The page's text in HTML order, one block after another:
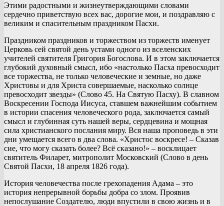
Этими радостными и жизнеутверждающими словами
сердечно приветствую всех вас, дорогие мои, и поздравляю с
великим и спасительным праздником Пасхи.
Праздником праздников и торжеством из торжеств именует
Церковь сей святой день устами одного из вселенских
учителей святителя Григория Богослова. И в этом заключается
глубокий духовный смысл, ибо «настолько Пасха превосходит
все торжества, не только человеческие и земные, но даже
Христовы и для Христа совершаемые, насколько солнце
превосходит звезды» (Слово 45. На Святую Пасху). В славном
Воскресении Господа Иисуса, ставшем важнейшим событием
в истории спасения человеческого рода, заключается самый
смысл и глубинная суть нашей веры, сердцевина и мощная
сила христианского послания миру. Вся наша проповедь в эти
дни умещается всего в два слова. «Христос воскресе! – Сказав
сие, что могу сказать более? Всё сказано!» – восклицает
святитель Филарет, митрополит Московский (Слово в день
Святой Пасхи, 18 апреля 1826 года).
История человечества после грехопадения Адама – это
история непрерывной борьбы добра со злом. Проявив
непослушание Создателю, люди впустили в свою жизнь и в